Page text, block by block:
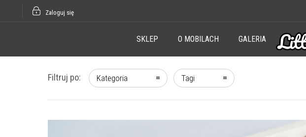
Zaloguj się
SKLEP O MOBILACH GALERIA
Filtruj po: Kategoria Tagi